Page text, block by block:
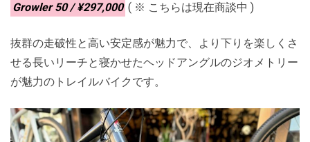
Growler 50 / ¥297,000 ( ※ こちらは現在商談中 )
抜群の走破性と高い安定感が魅力で、より下りを楽しくさ
せる長いリーチと寝かせたヘッドアングルのジオメトリー
が魅力のトレイルバイクです。